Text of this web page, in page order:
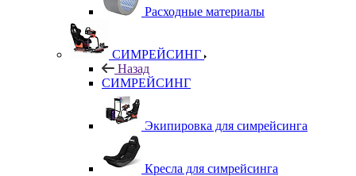
Расходные материалы
СИМРЕЙСИНГ
Назад
СИМРЕЙСИНГ
Экипировка для симрейсинга
Кресла для симрейсинга